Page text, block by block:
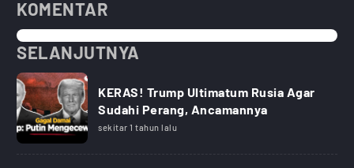
KOMENTAR
SELANJUTNYA
KERAS! Trump Ultimatum Rusia Agar
Sudahi Perang, Ancamannya
sekitar 1 tahun lalu